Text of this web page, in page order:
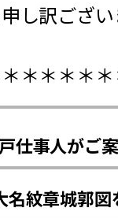
し訳ござ
＊＊＊＊
仕事人がご案
紋章城郭図